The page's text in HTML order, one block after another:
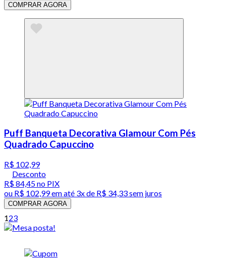
COMPRAR AGORA
Puff Banqueta Decorativa Glamour Com Pés
Quadrado Capuccino
R$ 102,99
Desconto
R$ 84,45no PIX
ou R$ 102,99em até 3x de R$ 34,33 sem juros
COMPRAR AGORA
123